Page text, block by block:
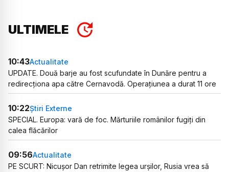
ULTIMELE
10:43Actualitate
UPDATE. Două barje au fost scufundate în Dunăre pentru a
redirecționa apa către Cernavodă. Operațiunea a durat 11 ore
10:22Știri Externe
SPECIAL. Europa: vară de foc. Mărturiile românilor fugiți din
calea flăcărilor
09:56Actualitate
PE SCURT: Nicușor Dan retrimite legea urșilor, Rusia vrea să